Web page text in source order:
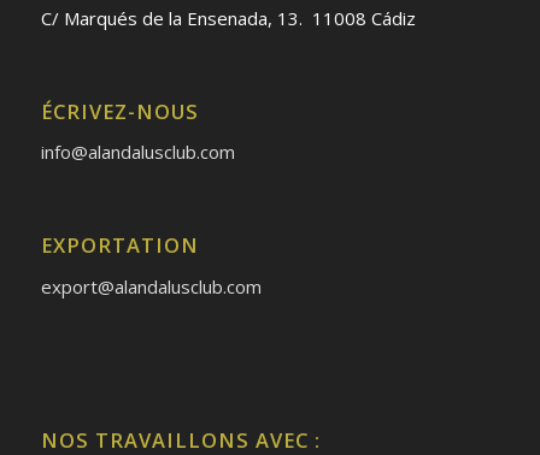
C/ Marqués de la Ensenada, 13. 11008 Cádiz
ÉCRIVEZ-NOUS
info@alandalusclub.com
EXPORTATION
export@alandalusclub.com
NOS TRAVAILLONS AVEC :